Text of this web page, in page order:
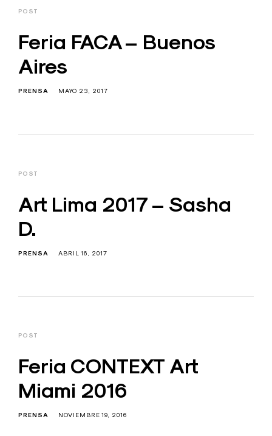
POST
Feria FACA – Buenos
Aires
PRENSA MAYO 23, 2017
POST
Art Lima 2017 – Sasha
D.
PRENSA ABRIL 16, 2017
POST
Feria CONTEXT Art
Miami 2016
PRENSA NOVIEMBRE 19, 2016